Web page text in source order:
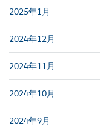
2025年1月
2024年12月
2024年11月
2024年10月
2024年9月